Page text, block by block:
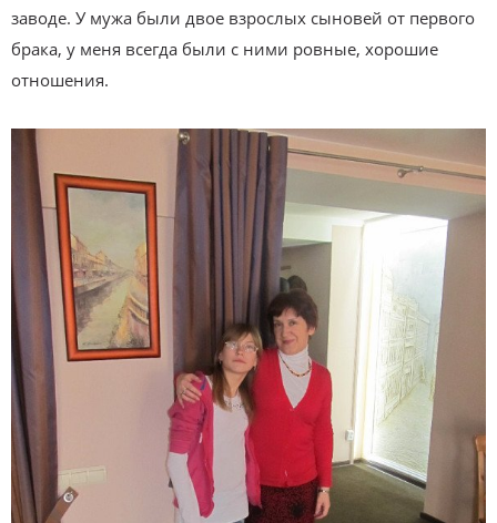
заводе. У мужа были двое взрослых сыновей от первого
брака, у меня всегда были с ними ровные, хорошие
отношения.